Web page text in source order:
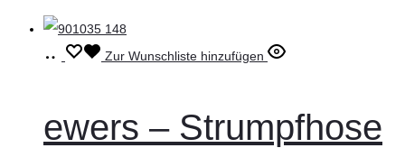
gewählt
Ausführung
Dieses
mehrere
Zur Wunschliste hinzufügen
ewers – Strumpfhose